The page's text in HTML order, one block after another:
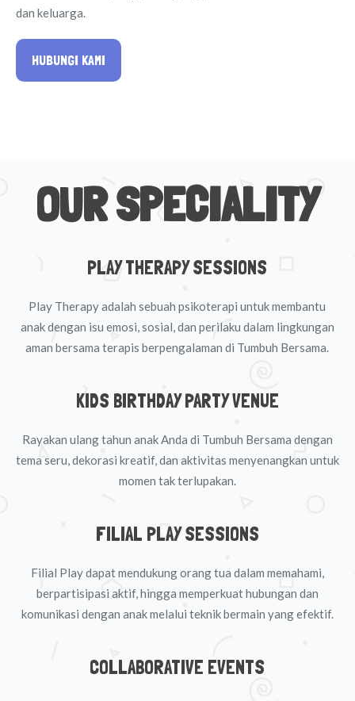
dan keluarga.
HUBUNGI KAMI
OUR SPECIALITY
PLAY THERAPY SESSIONS
Play Therapy adalah sebuah psikoterapi untuk membantu
anak dengan isu emosi, sosial, dan perilaku dalam lingkungan
aman bersama terapis berpengalaman di Tumbuh Bersama.
KIDS BIRTHDAY PARTY VENUE
Rayakan ulang tahun anak Anda di Tumbuh Bersama dengan
tema seru, dekorasi kreatif, dan aktivitas menyenangkan untuk
momen tak terlupakan.
FILIAL PLAY SESSIONS
Filial Play dapat mendukung orang tua dalam memahami,
berpartisipasi aktif, hingga memperkuat hubungan dan
komunikasi dengan anak melalui teknik bermain yang efektif.
COLLABORATIVE EVENTS